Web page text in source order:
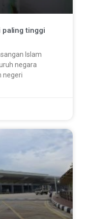
paling tinggi
Islam
negara
negeri